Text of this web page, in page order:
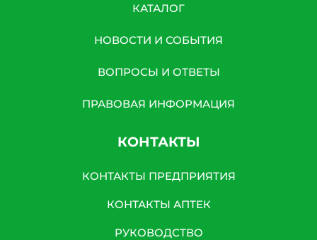
КАТАЛОГ
НОВОСТИ И СОБЫТИЯ
ВОПРОСЫ И ОТВЕТЫ
ПРАВОВАЯ ИНФОРМАЦИЯ
КОНТАКТЫ
КОНТАКТЫ ПРЕДПРИЯТИЯ
КОНТАКТЫ АПТЕК
РУКОВОДСТВО